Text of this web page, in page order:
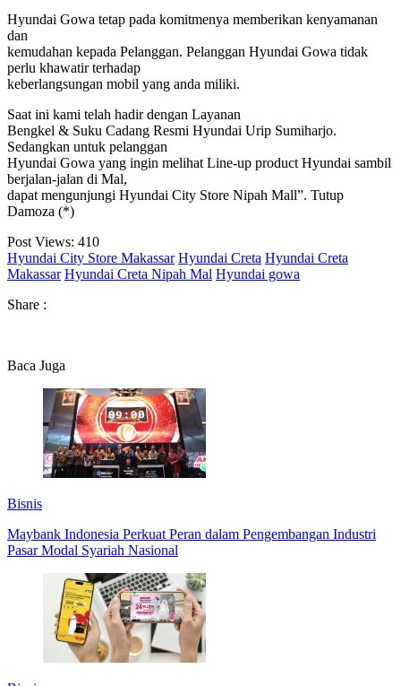
Hyundai Gowa tetap pada komitmenya memberikan kenyamanan
dan
kemudahan kepada Pelanggan. Pelanggan Hyundai Gowa tidak
perlu khawatir terhadap
keberlangsungan mobil yang anda miliki.
Saat ini kami telah hadir dengan Layanan
Bengkel & Suku Cadang Resmi Hyundai Urip Sumiharjo.
Sedangkan untuk pelanggan
Hyundai Gowa yang ingin melihat Line-up product Hyundai sambil
berjalan-jalan di Mal,
dapat mengunjungi Hyundai City Store Nipah Mall”. Tutup
Damoza (*)
Post Views: 410
Hyundai City Store Makassar Hyundai Creta Hyundai Creta
Makassar Hyundai Creta Nipah Mal Hyundai gowa
Share :
Baca Juga
Bisnis
Maybank Indonesia Perkuat Peran dalam Pengembangan Industri
Pasar Modal Syariah Nasional